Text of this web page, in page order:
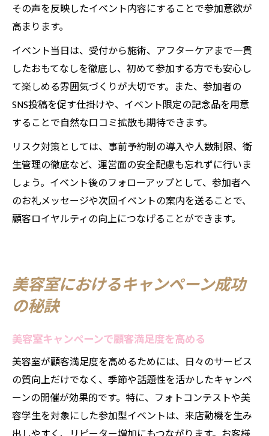
その声を反映したイベント内容にすることで参加意欲が
高まります。
イベント当日は、受付から施術、アフターケアまで一貫
したおもてなしを徹底し、初めて参加する方でも安心し
て楽しめる雰囲気づくりが大切です。また、参加者の
SNS投稿を促す仕掛けや、イベント限定の記念品を用意
することで自然な口コミ拡散も期待できます。
リスク対策としては、事前予約制の導入や人数制限、衛
生管理の徹底など、運営面の安全配慮も忘れずに行いま
しょう。イベント後のフォローアップとして、参加者へ
のお礼メッセージや次回イベントの案内を送ることで、
顧客ロイヤルティの向上につなげることができます。
美容室におけるキャンペーン成功
の秘訣
美容室キャンペーンで顧客満足度を高める
美容室が顧客満足度を高めるためには、日々のサービス
の質向上だけでなく、季節や話題性を活かしたキャンペ
ーンの開催が効果的です。特に、フォトコンテストや美
容学生を対象にした参加型イベントは、来店動機を生み